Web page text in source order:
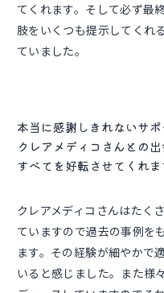
てくれます。そして必ず最
肢をいくつも提示してくれ
ていました。
本当に感謝しきれないサポ
クレアメディコさんとの
すべてを好転させてくれま
クレアメディコさんはたく
ていますので過去の事例を
ます。その経験が細やかで
いると感じました。また様